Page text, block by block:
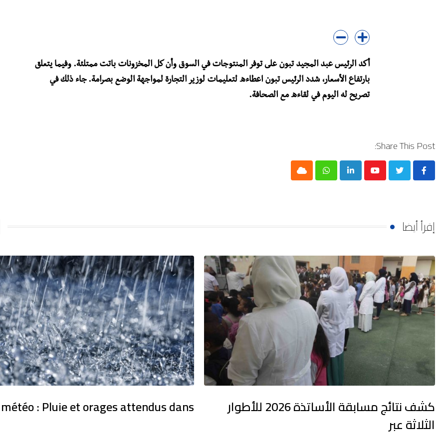
أكد الرئيس عبد المجيد تبون على توفر المنتوجات في السوق وأن كل المخزونات باتت ممتلئة. وفيما يتعلق
بارتفاع الأسعار، شدد الرئيس تبون اعطاءه لتعليمات لوزير التجارة لمواجهة الوضع بصرامة. جاء ذلك في
تصريح له اليوم في لقاءه مع الصحافة.
Share This Post:
Youtube
LinkedIn
Whatsapp
Cloud
إقرأ أيضا
كشف نتائج مسابقة الأساتذة 2026 للأطوار
الثلاثة عبر
: Pluie et orages attendus dans